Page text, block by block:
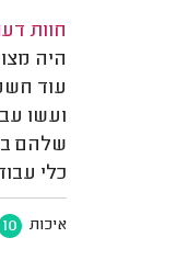
חוות
היה
עוד
ועשו
שלהם
כלי
איכות 10